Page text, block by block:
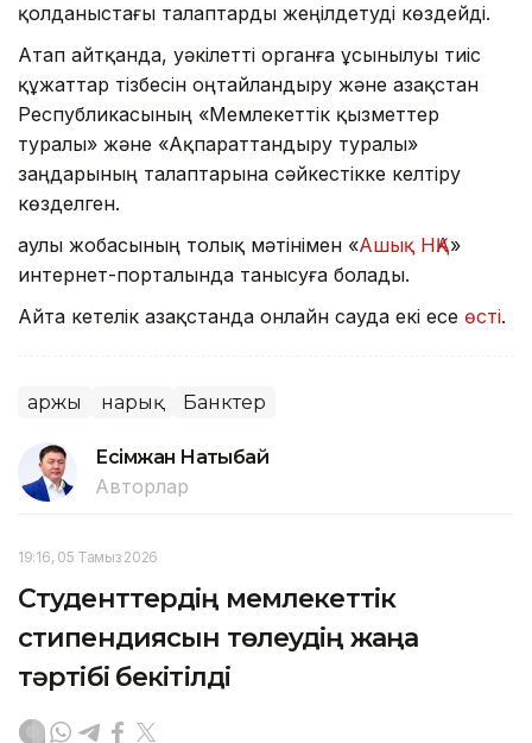
қолданыстағы талаптарды жеңілдетуді көздейді.
Атап айтқанда, уәкілетті органға ұсынылуы тиіс
құжаттар тізбесін оңтайландыру және Қазақстан
Республикасының «Мемлекеттік қызметтер
туралы» және «Ақпараттандыру туралы»
заңдарының талаптарына сәйкестікке келтіру
көзделген.
Қаулы жобасының толық мәтінімен «Ашық НҚА»
интернет-порталында танысуға болады.
Айта кетелік Қазақстанда онлайн сауда екі есе өсті.
Қаржы нарық Банктер
Есімжан Нақтыбай
Авторлар
19:16, 05 Тамыз 2026
Студенттердің мемлекеттік
стипендиясын төлеудің жаңа
тәртібі бекітілді